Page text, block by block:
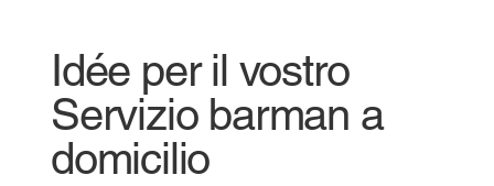
Idée per il vostro
Servizio barman a
domicilio